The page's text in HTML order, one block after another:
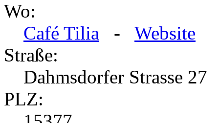
Wo:
Café Tilia - Website
Straße:
Dahmsdorfer Strasse 27
PLZ: